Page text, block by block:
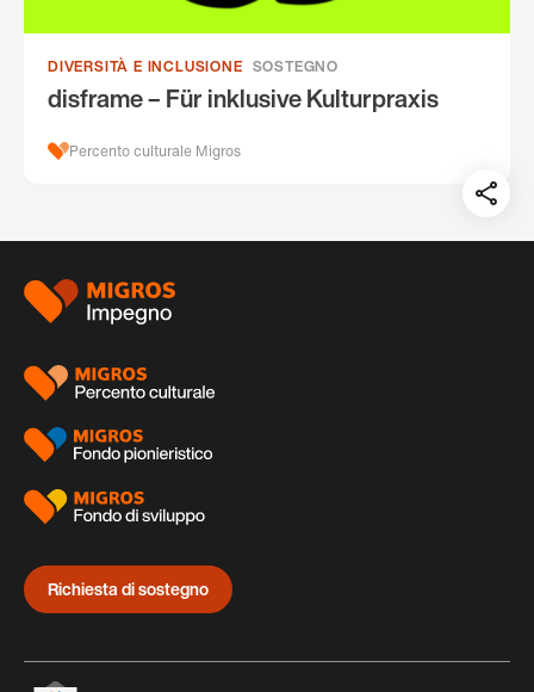
DIVERSITÀ E INCLUSIONE SOSTEGNO
disframe – Für inklusive Kulturpraxis
Percento culturale Migros
auf:
Piè
pagina
Richiesta di sostegno